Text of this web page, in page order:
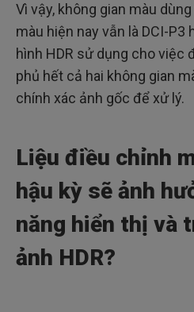
Vì vậy, không gian màu
màu hiện nay vẫn là DCI-P3
hình HDR sử dụng cho việc
phủ hết cả hai không gian
chính xác ảnh gốc để xử lý.
Liệu điều chỉnh
hậu kỳ sẽ ảnh
năng hiển thị và
ảnh HDR?